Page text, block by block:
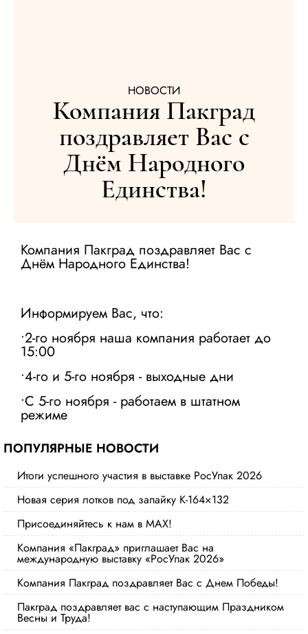
НОВОСТИ
Компания Пакград
поздравляет Вас с
Днём Народного
Единства!
Компания Пакград поздравляет Вас с
Днём Народного Единства!
Информируем Вас, что:
•2-го ноября наша компания работает до
15:00
•4-го и 5-го ноября - выходные дни
•С 5-го ноября - работаем в штатном
режиме
ПОПУЛЯРНЫЕ НОВОСТИ
Итоги успешного участия в выставке РосУпак 2026
Новая серия лотков под запайку К-164×132
Присоединяйтесь к нам в MAX!
Компания «Пакград» приглашает Вас на
международную выставку «РосУпак 2026»
Компания Пакград поздравляет Вас с Днем Победы!
Пакград поздравляет вас с наступающим Праздником
Весны и Труда!